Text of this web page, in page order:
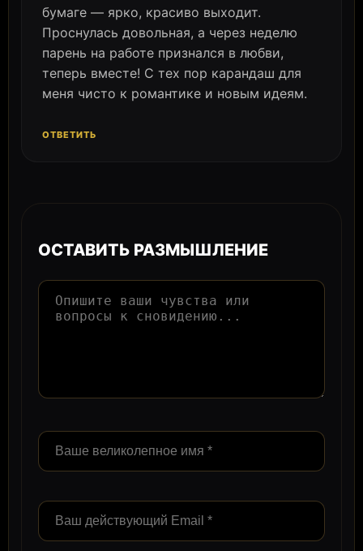
бумаге — ярко, красиво выходит.
Проснулась довольная, а через неделю
парень на работе признался в любви,
теперь вместе! С тех пор карандаш для
меня чисто к романтике и новым идеям.
ОТВЕТИТЬ
ОСТАВИТЬ РАЗМЫШЛЕНИЕ